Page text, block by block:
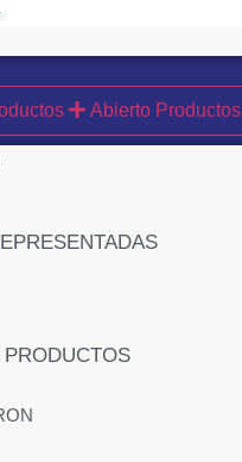
Abierto Productos